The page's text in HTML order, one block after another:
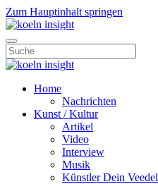
Zum Hauptinhalt springen
Home
Nachrichten
Kunst / Kultur
Artikel
Video
Interview
Musik
Künstler Dein Veedel